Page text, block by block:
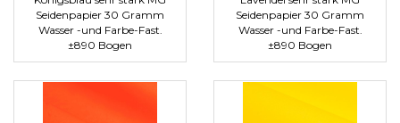
Seidenpapier 30 Gramm
Wasser -und Farbe-Fast.
±890 Bogen
Seidenpapier 30 Gramm
Wasser -und Farbe-Fast.
±890 Bogen